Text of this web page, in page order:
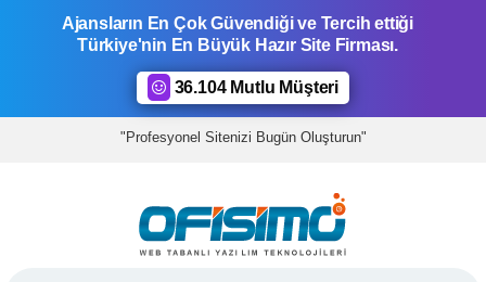
Ajansların En Çok Güvendiği ve Tercih ettiği
Türkiye'nin En Büyük Hazır Site Firması.
36.104 Mutlu Müşteri
"Profesyonel Sitenizi Bugün Oluşturun"